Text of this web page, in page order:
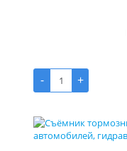
-
+